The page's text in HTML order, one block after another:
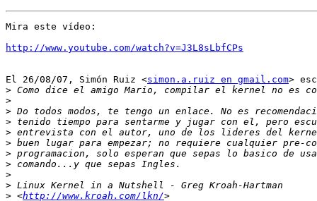
Mira este vídeo:
http://www.youtube.com/watch?v=J3L8sLbfCPs
El 26/08/07, Simón Ruiz <simon.a.ruiz en gmail.com>
>
>
>
>
>
>
>
>
>
>
> <http://www.kroah.com/lkn/